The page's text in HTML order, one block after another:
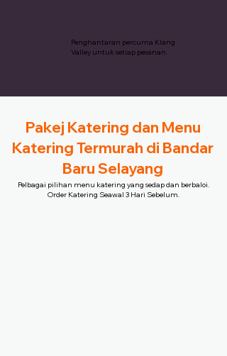
Penghantaran percuma Klang
Valley untuk setiap pesanan.
Pakej Katering dan Menu
Katering Termurah di Bandar
Baru Selayang
Pelbagai pilihan menu katering yang sedap dan berbaloi.
Order Katering Seawal 3 Hari Sebelum.